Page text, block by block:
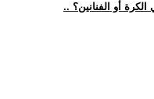
أو الفنانين؟